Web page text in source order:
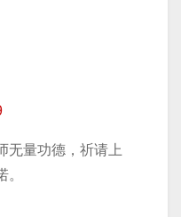
无量功德，祈请上